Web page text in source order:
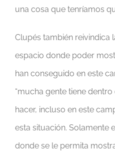
una cosa que tenríamos
Clupés también reivindica
espacio donde poder
han conseguido en este
“mucha gente tiene
hacer, incluso en este
esta situación. Solamente
donde se le permita